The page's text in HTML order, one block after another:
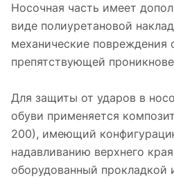
Носочная часть имеет
виде полиуретановой
механические повреждения
препятствующей
Для защиты от ударов в
обуви применяется
200), имеющий
надавливанию верхнего
оборудованный прокладкой